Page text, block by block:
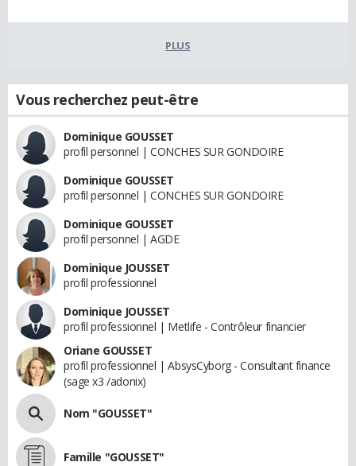
PLUS
Vous recherchez peut-être
Dominique GOUSSET
profil personnel | CONCHES SUR GONDOIRE
Dominique GOUSSET
profil personnel | CONCHES SUR GONDOIRE
Dominique GOUSSET
profil personnel | AGDE
Dominique JOUSSET
profil professionnel
Dominique JOUSSET
profil professionnel | Metlife - Contrôleur financier
Oriane GOUSSET
profil professionnel | AbsysCyborg - Consultant finance
(sage x3 /adonix)
Nom "GOUSSET"
Famille "GOUSSET"